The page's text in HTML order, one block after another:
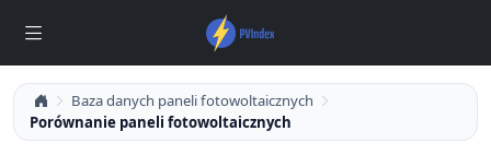
Baza danych paneli fotowoltaicznych
Porównanie paneli fotowoltaicznych